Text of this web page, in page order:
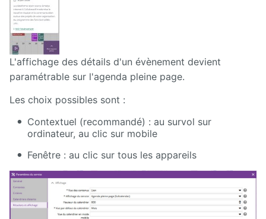
mise à
jour
Releases
L'affichage des détails d'un évènement devient
paramétrable sur l'agenda pleine page.
Les choix possibles sont :
Contextuel (recommandé) : au survol sur
ordinateur, au clic sur mobile
Fenêtre : au clic sur tous les appareils